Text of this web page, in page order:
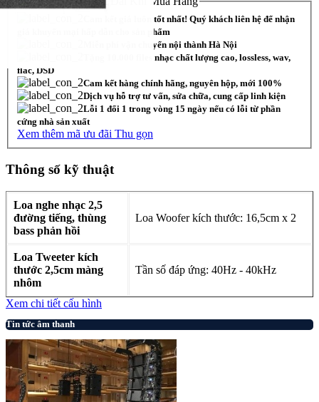
Cam kết giá luôn tốt nhất! Quý khách liên hệ để nhận
giá khuyến mại hấp dẫn cho sản phẩm
Miễn phí vận chuyển nội thành Hà Nội
Tặng 10.000 files nhạc chất lượng cao, lossless, wav,
flac, DSD
Cam kết hàng chính hãng, nguyên hộp, mới 100%
Dịch vụ hỗ trợ tư vấn, sửa chữa, cung cấp linh kiện
Lỗi 1 đổi 1 trong vòng 15 ngày nếu có lỗi từ phần
cứng nhà sản xuất
Xem thêm mã ưu đãi Thu gọn
Thông số kỹ thuật
Loa nghe nhạc 2,5
đường tiếng, thùng
bass phản hồi
Loa Woofer kích thước: 16,5cm x 2
Loa Tweeter kích
thước 2,5cm màng
nhôm
Tần số đáp ứng: 40Hz - 40kHz
Xem chi tiết cấu hình
Tin tức âm thanh